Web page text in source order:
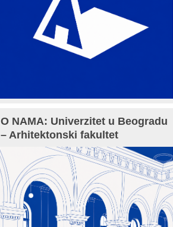
O NAMA: Univerzitet u Beogradu
– Arhitektonski fakultet